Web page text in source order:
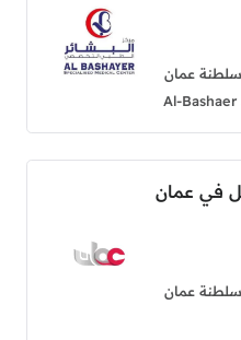
عمان
Al-
في عمان
عمان